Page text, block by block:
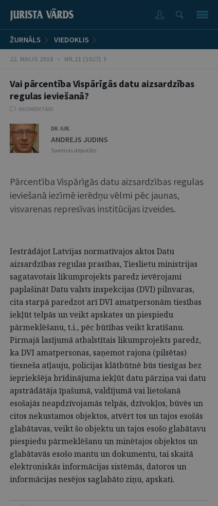
ŽURNĀLS VIEDOKLIS
22. MAIJS 2018 • NR.21 (1027)
Vai pārcentība Vispārīgās datu aizsardzības
regulas ieviešanā?
4 KOMENTĀRI
DR. IUR.
ANDREJS JUDINS
Saeimas deputāts
Pārcentība Vispārīgās datu aizsardzības regulas
ieviešanā iezīmē ierēdņu vēlmi pēc jaunas,
visvarenas represīvas institūcijas izveides.
Iestrādājot Latvijas normatīvajos aktos Datu
aizsardzības regulas prasības, Tieslietu ministrijas
sagatavotais likumprojekts paredz ievērojami
paplašināt Datu valsts inspekcijas (DVI) pilnvaras,
cita starpā paredzot arī DVI amatpersonām tiesības
iekļūt telpās un veikt apskates un piespiedu
pārmeklēšanu, t.i., pēc būtības veikt kratīšanu.
Pirmajā lasījumā atbalstītais likumprojekts paredz,
ka DVI amatpersonas, saņemot rajona (pilsētas)
tiesneša atļauju, policijas klātbūtnē būs tiesīgas bez
iepriekšēja brīdinājuma iekļūt datu pārziņa vai datu
apstrādātāja īpašumā, valdījumā vai lietošanā
esošajās neapdzīvojamās telpās, dzīvokļos, būvēs un
citos nekustamos objektos, atvērt tos un tajos esošās
glabātavas, veikt šo objektu un tajos esošo glabātavu
piespiedu pārmeklēšanu un minētajos objektos un
glabātavās esošo mantu un dokumentu, tai skaitā
elektroniskās informācijas sistēmās, datoros un
informācijas nesējos saglabāto ziņu, apskati.